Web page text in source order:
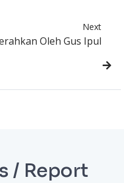
Next
Oleh Gus Ipul
/ Report